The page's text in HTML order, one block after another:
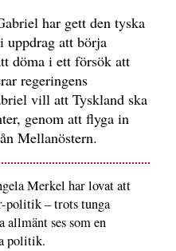
har gett den tyska
uppdrag att börja
döma i ett försök att
regeringens
vill att Tyskland ska
genom att flyga in
Mellanöstern.
Merkel har lovat att
politik – trots tunga
ses som en
politik.